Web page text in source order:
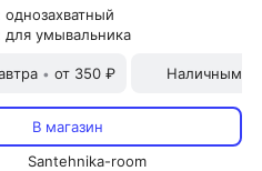
однозахватный
для умывальника
• от 350 ₽ Наличными
В магазин
Santehnika-room